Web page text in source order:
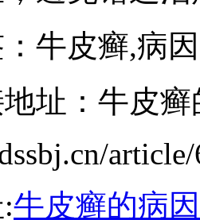
牛皮癣,病因
址：牛皮
牛皮癣的病